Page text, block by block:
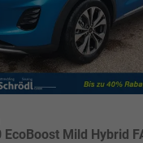
Mild Hybrid